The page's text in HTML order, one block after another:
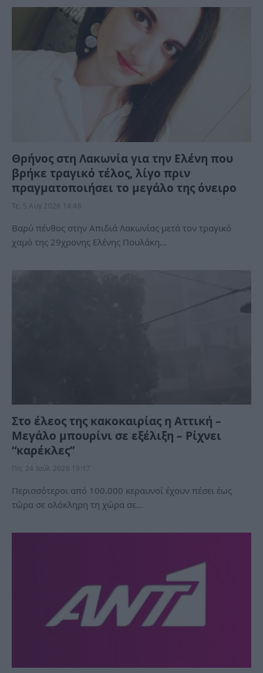
Θρήνος στη Λακωνία για την Ελένη που
βρήκε τραγικό τέλος, λίγο πριν
πραγματοποιήσει το μεγάλο της όνειρο
Τε, 5 Αυγ 2026 14:46
Βαρύ πένθος στην Απιδιά Λακωνίας μετά τον τραγικό
χαμό της 29χρονης Ελένης Πουλάκη…
Στο έλεος της κακοκαιρίας η Αττική –
Μεγάλο μπουρίνι σε εξέλιξη – Ρίχνει
“καρέκλες”
Πα, 24 Ιούλ 2026 19:17
Περισσότεροι από 100.000 κεραυνοί έχουν πέσει έως
τώρα σε ολόκληρη τη χώρα σε…